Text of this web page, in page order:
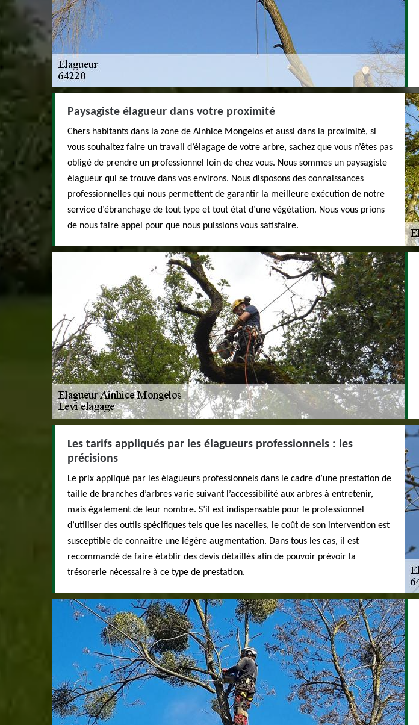
Paysagiste élagueur dans votre proximité
Chers habitants dans la zone de Ainhice Mongelos et aussi dans la proximité, si
vous souhaitez faire un travail d’élagage de votre arbre, sachez que vous n’êtes pas
obligé de prendre un professionnel loin de chez vous. Nous sommes un paysagiste
élagueur qui se trouve dans vos environs. Nous disposons des connaissances
professionnelles qui nous permettent de garantir la meilleure exécution de notre
service d’ébranchage de tout type et tout état d’une végétation. Nous vous prions
de nous faire appel pour que nous puissions vous satisfaire.
Les tarifs appliqués par les élagueurs professionnels : les
précisions
Le prix appliqué par les élagueurs professionnels dans le cadre d’une prestation de
taille de branches d’arbres varie suivant l’accessibilité aux arbres à entretenir,
mais également de leur nombre. S’il est indispensable pour le professionnel
d’utiliser des outils spécifiques tels que les nacelles, le coût de son intervention est
susceptible de connaitre une légère augmentation. Dans tous les cas, il est
recommandé de faire établir des devis détaillés afin de pouvoir prévoir la
trésorerie nécessaire à ce type de prestation.